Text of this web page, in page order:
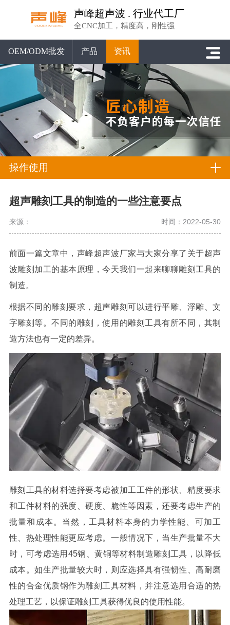
声峰超声波 . 行业代工厂
全CNC加工，精度高，刚性强
OEM/ODM批发 产品 资讯
操作使用
超声雕刻工具的制造的一些注意要点
来源： 时间：2022-05-30
前面一篇文章中，声峰超声波厂家与大家分享了关于超声
波雕刻加工的基本原理，今天我们一起来聊聊雕刻工具的
制造。
根据不同的雕刻要求，超声雕刻可以进行平雕、浮雕、文
字雕刻等。不同的雕刻，使用的雕刻工具有所不同，其制
造方法也有一定的差异。
雕刻工具的材料选择要考虑被加工工件的形状、精度要求
和工件材料的强度、硬度、脆性等因素，还要考虑生产的
批量和成本。当然，工具材料本身的力学性能、可加工
性、热处理性能更应考虑。一般情况下，当生产批量不大
时，可考虑选用45钢、黄铜等材料制造雕刻工具，以降低
成本。如生产批量较大时，则应选择具有强韧性、高耐磨
性的合金优质钢作为雕刻工具材料，并注意选用合适的热
处理工艺，以保证雕刻工具获得优良的使用性能。